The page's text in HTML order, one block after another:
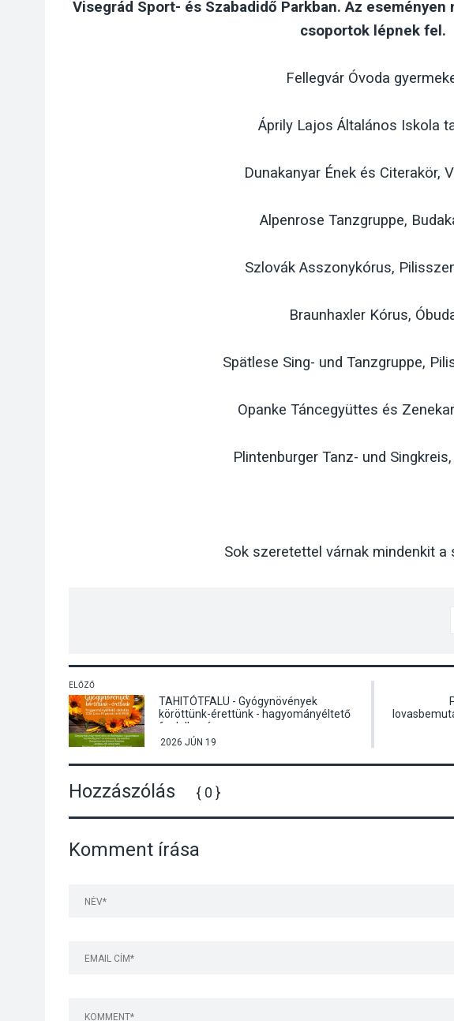
Visegrád Sport- és Szabadidő Parkban. Az
csoportok lépnek fel.
Fellegvár Óvoda
Áprily Lajos Általános Iskola
Dunakanyar Ének és Citerakör,
Alpenrose Tanzgruppe,
Szlovák Asszonykórus,
Braunhaxler Kórus,
Spätlese Sing- und Tanzgruppe,
Opanke Táncegyüttes és
Plintenburger Tanz- und
Sok szeretettel várnak mindenkit a
ELŐZŐ
TAHITÓTFALU - Gyógynövények
köröttünk-érettünk - hagyományéltető
foglalkozás
2026 JÚN 19
Hozzászólás { 0 }
Komment írása